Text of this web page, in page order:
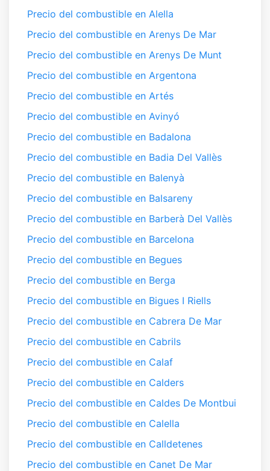
Precio del combustible en Alella
Precio del combustible en Arenys De Mar
Precio del combustible en Arenys De Munt
Precio del combustible en Argentona
Precio del combustible en Artés
Precio del combustible en Avinyó
Precio del combustible en Badalona
Precio del combustible en Badia Del Vallès
Precio del combustible en Balenyà
Precio del combustible en Balsareny
Precio del combustible en Barberà Del Vallès
Precio del combustible en Barcelona
Precio del combustible en Begues
Precio del combustible en Berga
Precio del combustible en Bigues I Riells
Precio del combustible en Cabrera De Mar
Precio del combustible en Cabrils
Precio del combustible en Calaf
Precio del combustible en Calders
Precio del combustible en Caldes De Montbui
Precio del combustible en Calella
Precio del combustible en Calldetenes
Precio del combustible en Canet De Mar